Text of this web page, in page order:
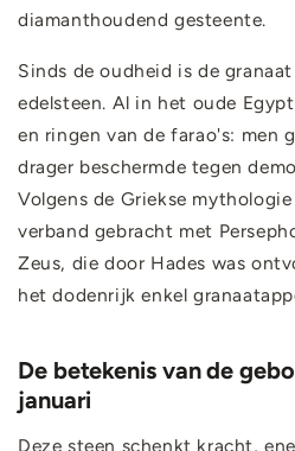
diamanthoudend gesteente.
Sinds de oudheid is de
edelsteen. Al in het oude
en ringen van de farao's: men
drager beschermde tegen
Volgens de Griekse
verband gebracht met
Zeus, die door Hades was
het dodenrijk enkel
De betekenis van de
januari
Deze steen schenkt kracht,